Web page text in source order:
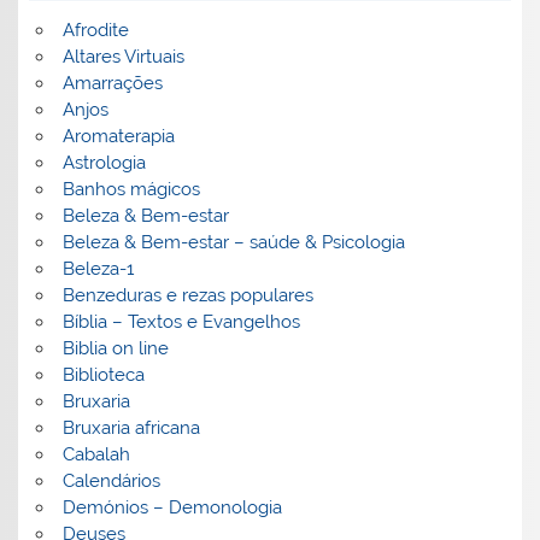
Afrodite
Altares Virtuais
Amarrações
Anjos
Aromaterapia
Astrologia
Banhos mágicos
Beleza & Bem-estar
Beleza & Bem-estar – saúde & Psicologia
Beleza-1
Benzeduras e rezas populares
Bíblia – Textos e Evangelhos
Biblia on line
Biblioteca
Bruxaria
Bruxaria africana
Cabalah
Calendários
Demónios – Demonologia
Deuses